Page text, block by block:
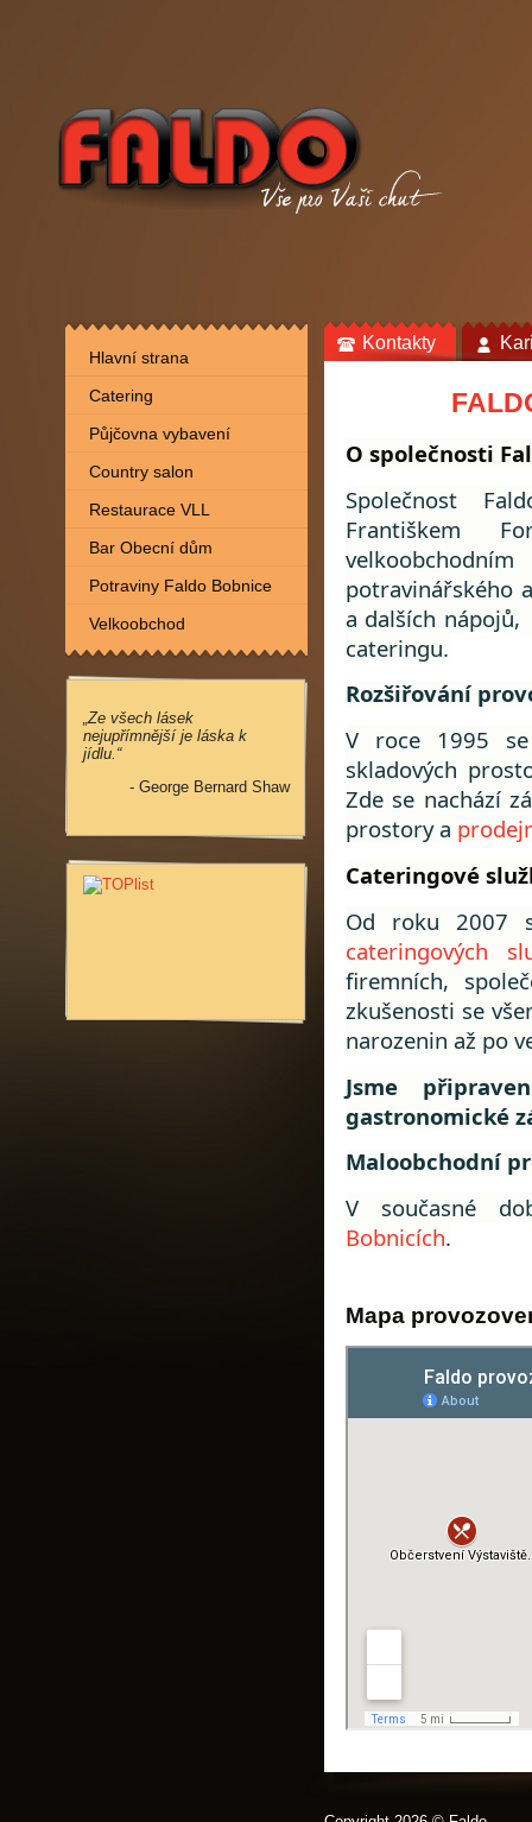
Kontakty
Hlavní strana
Catering
Půjčovna vybavení
Country salon
Restaurace VLL
Bar Obecní dům
Potraviny Faldo Bobnice
Velkoobchod
„Ze všech lásek
nejupřímnější je láska k
jídlu.“
- George Bernard Shaw
O společnosti
Společnost
Františkem
potravinářského
a dalších
cateringu.
Rozšiřování
V roce 1995
skladových
Zde se nachází
prostory a
Cateringové
Od roku 2007
cateringových
firemních,
zkušenosti se
narozenin až po
Jsme
gastronomické
Maloobchodní
V současné
Bobnicích.
Mapa